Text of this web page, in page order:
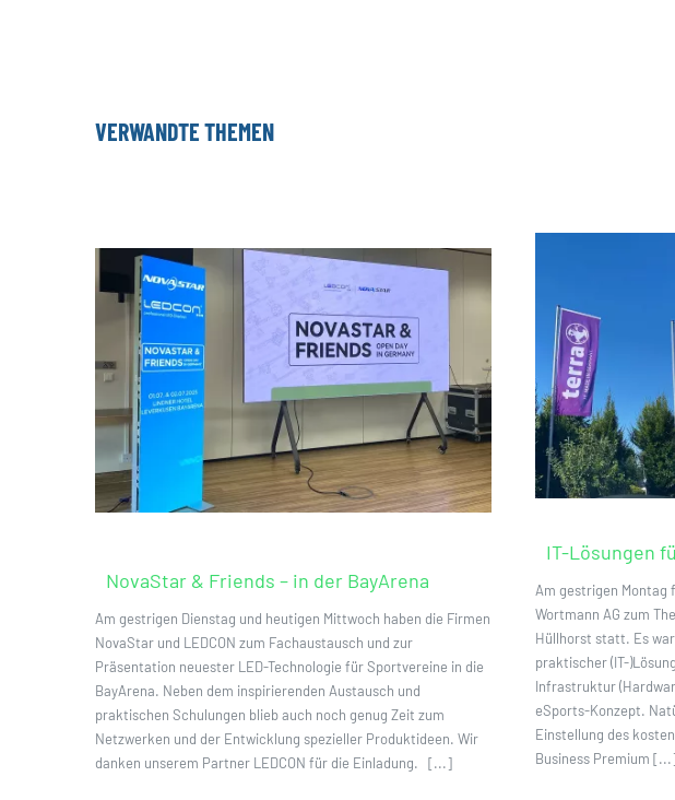
VERWANDTE THEMEN
NovaStar & Friends – in der BayArena
Am gestrigen Dienstag und heutigen Mittwoch haben die Firmen
NovaStar und LEDCON zum Fachaustausch und zur
Präsentation neuester LED-Technologie für Sportvereine in die
BayArena. Neben dem inspirierenden Austausch und
praktischen Schulungen blieb auch noch genug Zeit zum
Netzwerken und der Entwicklung spezieller Produktideen. Wir
danken unserem Partner LEDCON für die Einladung. [...]
IT-Lösungen
Am gestrigen
Wortmann AG zum
Hüllhorst statt. Es
praktischer (IT-
Infrastruktur
eSports-Konzept.
Einstellung des
Business Premium